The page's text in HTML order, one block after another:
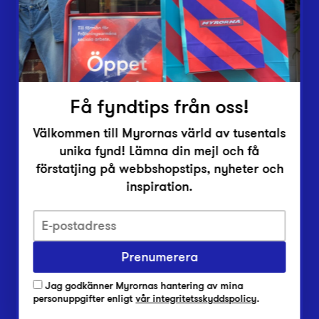
Inlämningsplatser
Om Myrorna
Lediga jobb
Pressrum
Integritetsskyddspolicy
Har du frågor om onlineköp, leverans eller retur?
Har du frågor om vår verksamhet?
Vanliga frågor om Myrorna
Få fyndtips från oss!
Välkommen till Myrornas värld av tusentals
unika fynd! Lämna din mejl och få
förstatjing på webbshopstips, nyheter och
inspiration.
Prenumerera
Jag godkänner Myrornas hantering av mina
personuppgifter enligtvår integritetsskyddspolicy.